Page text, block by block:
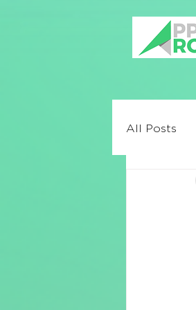
All Posts
Digital
Quảng